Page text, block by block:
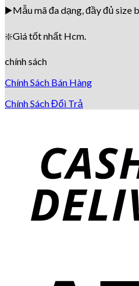
▶️Mẫu mã đa dạng, đầy đủ size
❇️Giá tốt nhất Hcm.
chính sách
Chính Sách Bán Hàng
Chính Sách Đổi Trả